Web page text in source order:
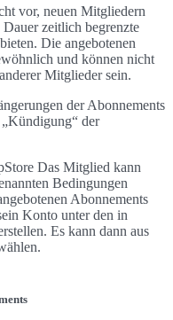
vor, neuen Mitgliedern
zeitlich begrenzte
Die angebotenen
und können nicht
Mitglieder sein.
der Abonnements
der
Das Mitglied kann
Bedingungen
Abonnements
Konto unter den in
Es kann dann aus